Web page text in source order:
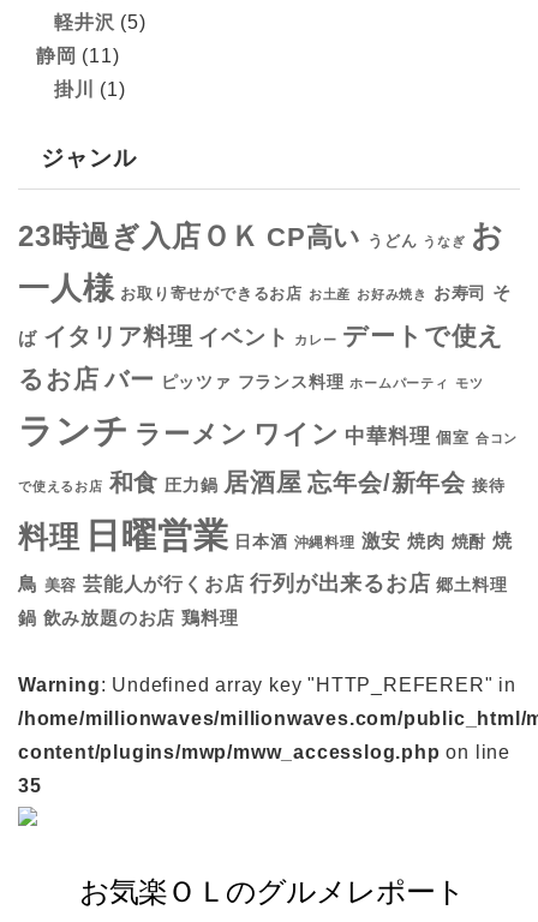
軽井沢 (5)
静岡 (11)
掛川
(1)
ジャンル
23時過ぎ入店ＯＫ CP高い うどん うなぎ お
一人様 お取り寄せができるお店 お土産 お好み焼き お寿司 そ
ば イタリア料理 イベント カレー デートで使え
るお店 バー ピッツァ フランス料理 ホームパーティ モツ
ランチ ラーメン ワイン 中華料理 個室 合コン
で使えるお店 和食 圧力鍋 居酒屋 忘年会/新年会 接待
料理 日曜営業 日本酒 沖縄料理 激安 焼肉 焼酎 焼
鳥 美容 芸能人が行くお店 行列が出来るお店 郷土料理
鍋 飲み放題のお店 鶏料理
Warning: Undefined array key "HTTP_REFERER" in
/home/millionwaves/millionwaves.com/public_html/
content/plugins/mwp/mww_accesslog.php on line
35